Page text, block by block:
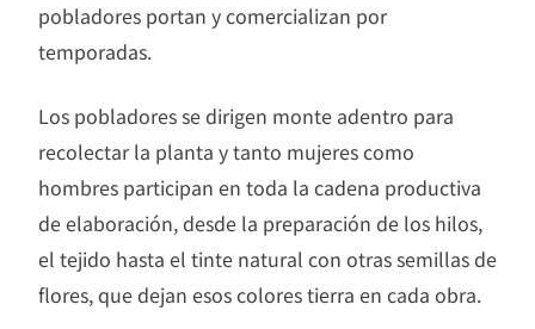
pobladores portan y comercializan por
temporadas.
Los pobladores se dirigen monte adentro para
recolectar la planta y tanto mujeres como
hombres participan en toda la cadena productiva
de elaboración, desde la preparación de los hilos,
el tejido hasta el tinte natural con otras semillas de
flores, que dejan esos colores tierra en cada obra.